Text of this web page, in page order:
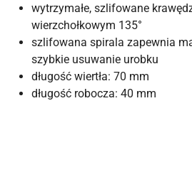
wytrzymałe, szlifowane
wierzchołkowym 135°
szlifowana spirala zapewnia
szybkie usuwanie urobku
długość wiertła: 70 mm
długość robocza: 40 mm